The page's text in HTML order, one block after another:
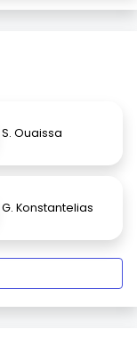
S. Ouaissa
G. Konstantelias